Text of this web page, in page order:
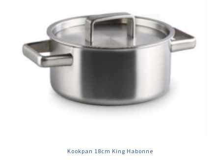
Kookpan 18cm King Habonne